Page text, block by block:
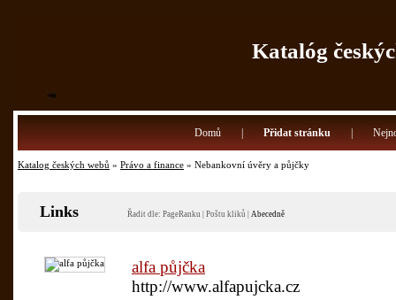
Katalóg
Domů Přidat stránku
Katalog českých webů » Právo a finance » Nebankovní úvěry a půjčky
Links Řadit dle: PageRanku Poštu kliků Abecedně
alfa půjčka
http://www.alfapujcka.cz